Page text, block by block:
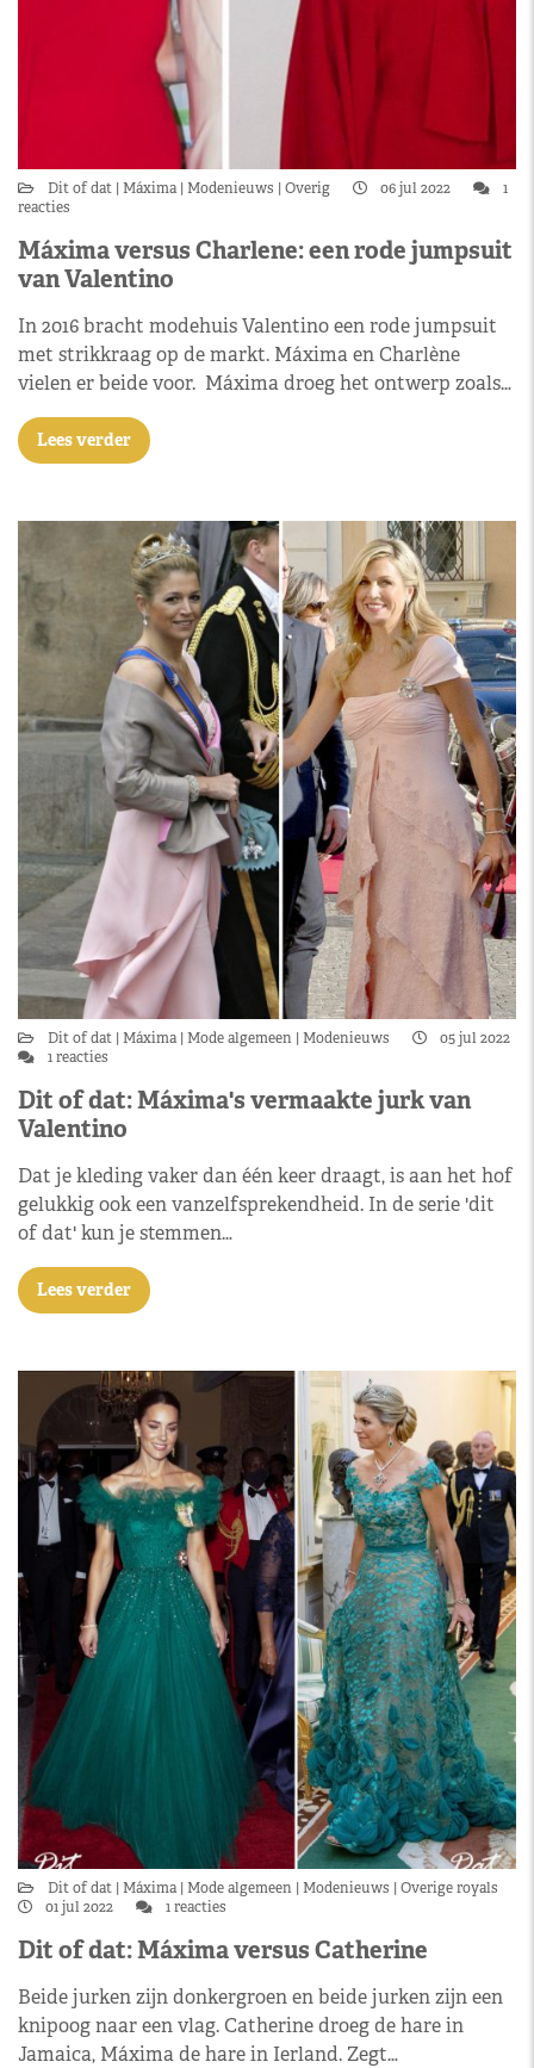
Dit of dat Máxima Modenieuws Overig 06 jul 2022
1
reacties
Máxima versus Charlene: een rode jumpsuit
van Valentino
In 2016 bracht modehuis Valentino een rode jumpsuit
met strikkraag op de markt. Máxima en Charlène
vielen er beide voor. Máxima droeg het ontwerp zoals…
Lees verder
Dit of dat Máxima Mode algemeen Modenieuws
05 jul 2022
1 reacties
Dit of dat: Máxima's vermaakte jurk van
Valentino
Dat je kleding vaker dan één keer draagt, is aan het hof
gelukkig ook een vanzelfsprekendheid. In de serie 'dit
of dat' kun je stemmen…
Lees verder
Dit of dat Máxima Mode algemeen Modenieuws
Overige royals
01 jul 2022
1 reacties
Dit of dat: Máxima versus Catherine
Beide jurken zijn donkergroen en beide jurken zijn een
knipoog naar een vlag. Catherine droeg de hare in
Jamaica, Máxima de hare in Ierland. Zegt…